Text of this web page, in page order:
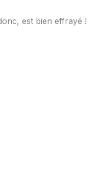
est bien effrayé !